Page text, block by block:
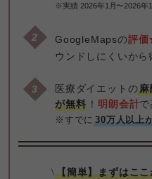
※実績 2026年1月〜2026年
GoogleMapsの評
ウンドしにくいか
医療ダイエットの麻
が無料 ！ 明朗会計
※すでに 30万人以上
\【簡単】まずはこ